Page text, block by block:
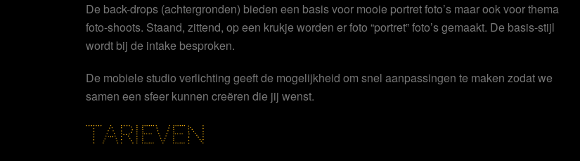
De back-drops (achtergronden) bieden een basis voor mooie portret foto’s maar ook voor thema
foto-shoots. Staand, zittend, op een krukje worden er foto “portret” foto’s gemaakt. De basis-stijl
wordt bij de intake besproken.
De mobiele studio verlichting geeft de mogelijkheid om snel aanpassingen te maken zodat we
samen een sfeer kunnen creëren die jij wenst.
TARIEVEN